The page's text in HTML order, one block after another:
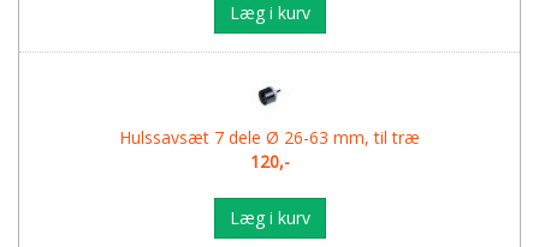
Læg i kurv
Hulssavsæt 7 dele Ø 26-63 mm, til træ
120,-
Læg i kurv